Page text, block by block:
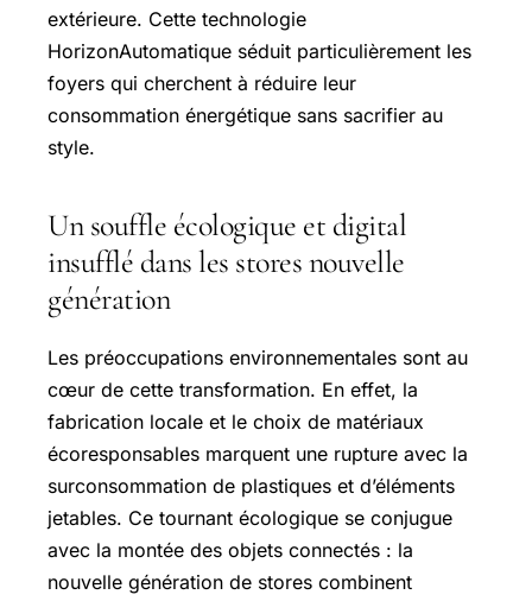
extérieure. Cette technologie
HorizonAutomatique séduit particulièrement les
foyers qui cherchent à réduire leur
consommation énergétique sans sacrifier au
style.
Un souffle écologique et digital
insufflé dans les stores nouvelle
génération
Les préoccupations environnementales sont au
cœur de cette transformation. En effet, la
fabrication locale et le choix de matériaux
écoresponsables marquent une rupture avec la
surconsommation de plastiques et d’éléments
jetables. Ce tournant écologique se conjugue
avec la montée des objets connectés : la
nouvelle génération de stores combinent